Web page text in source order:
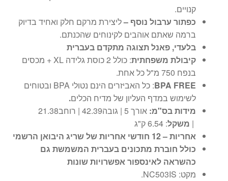
קנויים.
כפתור ערבול נוסף –ליצירת מרקם חלק ואחיד בדיוק
ברמה שאתם אוהבים לקינוחים שהכנתם.
בלעדי, פאנל תצוגה מתקדם בעברית
קיבולת משפחתית
: כולל 2 כוסת גלידה XL + מכסים
בנפח 750 מ"ל כל אחת.
BPA FREE
: כל האביזרים הינם נטולי BPA ובטוחים
לשימוש במדף העליון של מדיח הכלים.
מידות בס"מ:
אורך ‎5 | גובה‎42.39 | רוחב21.38
| משקל: 6.54 ק"ג
אחריות – 12 חודשי אחריות של שריג היבואן הרשמי
כולל חוברת מתכונים בעברית המשמשת גם
כהשראה לאינספור אפשרויות שונות
מקט: NC503IS.